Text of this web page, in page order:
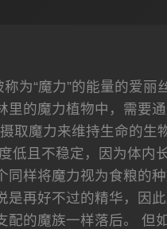
为“魔力”的能量的爱丽
里的魔力植物中，需要
取魔力来维持生命的生
低且不稳定，因为体内
同样将魔力视为食粮的
是再好不过的精华，因
配的魔族一样落后。 但